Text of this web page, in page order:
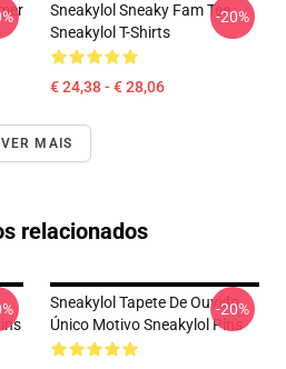
Sneakylol Sneaky Fam Tee
Sneakylol T-Shirts
€ 24,38 - € 28,06
-20%
VER MAIS
relacionados
Sneakylol Tapete De Ouvido
Único Motivo Sneakylol Pins
-20%